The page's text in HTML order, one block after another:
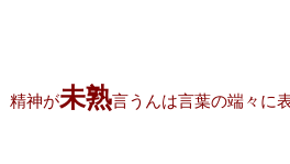
精神が未熟言うんは言葉の端々に